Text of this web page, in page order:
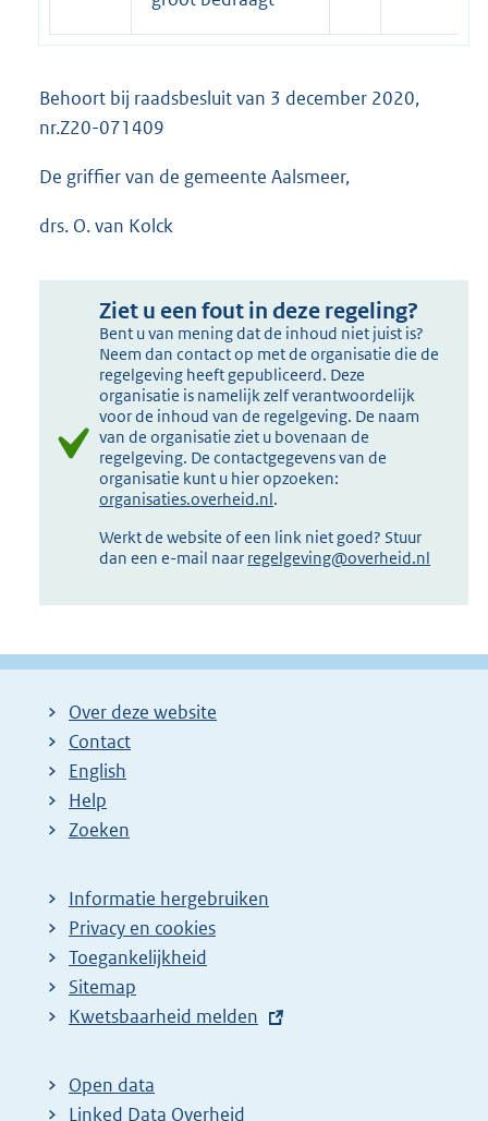
Behoort bij raadsbesluit van 3 december 2020,
nr.Z20-071409
De griffier van de gemeente Aalsmeer,
drs. O. van Kolck
Ziet u een fout in deze regeling?
Bent u van mening dat de inhoud niet juist is?
Neem dan contact op met de organisatie die de
regelgeving heeft gepubliceerd. Deze
organisatie is namelijk zelf verantwoordelijk
voor de inhoud van de regelgeving. De naam
van de organisatie ziet u bovenaan de
regelgeving. De contactgegevens van de
organisatie kunt u hier opzoeken:
organisaties.overheid.nl.
Werkt de website of een link niet goed? Stuur
dan een e-mail naar regelgeving@overheid.nl
Over deze website
Contact
English
Help
Zoeken
Informatie hergebruiken
Privacy en cookies
Toegankelijkheid
Sitemap
E
t
e
Kwetsbaarheid melden
Open data
Linked Data Overheid